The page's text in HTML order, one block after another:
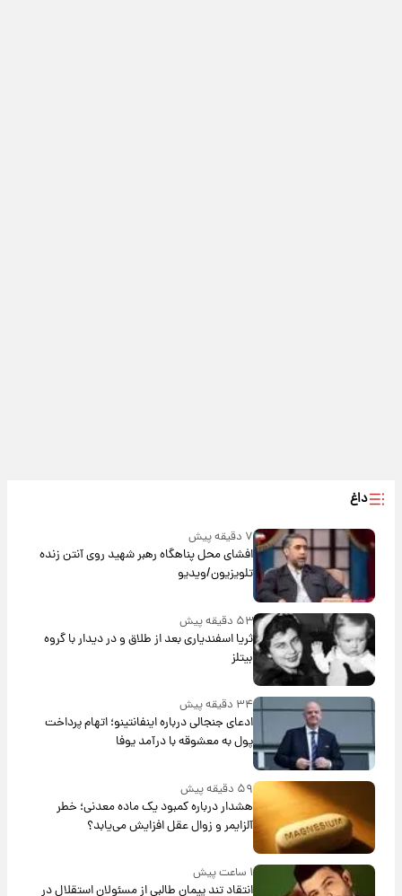
داغ
۷ دقیقه پیش
افشای محل پناهگاه‌ رهبر شهید روی آنتن زنده
تلویزیون/ویدیو
۵۳ دقیقه پیش
ثریا اسفندیاری بعد از طلاق و در دیدار با گروه
بیتلز
۳۴ دقیقه پیش
ادعای جنجالی درباره اینفانتینو؛ اتهام پرداخت
پول به معشوقه با درآمد یوفا
۵۹ دقیقه پیش
هشدار درباره کمبود یک ماده معدنی؛ خطر
آلزایمر و زوال عقل افزایش می‌یابد؟
۱ ساعت پیش
انتقاد تند پیمان طالبی از مسئولان استقلال در